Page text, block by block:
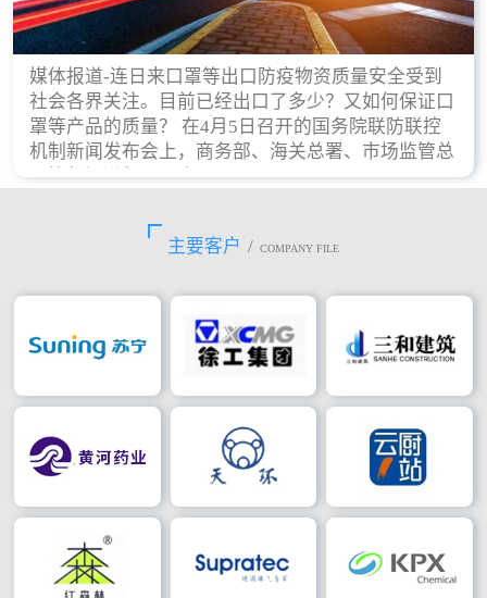
媒体报道-连日来口罩等出口防疫物资质量安全受到
社会各界关注。目前已经出口了多少？又如何保证口
罩等产品的质量？ 在4月5日召开的国务院联防联控
机制新闻发布会上，商务部、海关总署、市场监管总
局等部门进行了回应。
主要客户 / COMPANY FILE